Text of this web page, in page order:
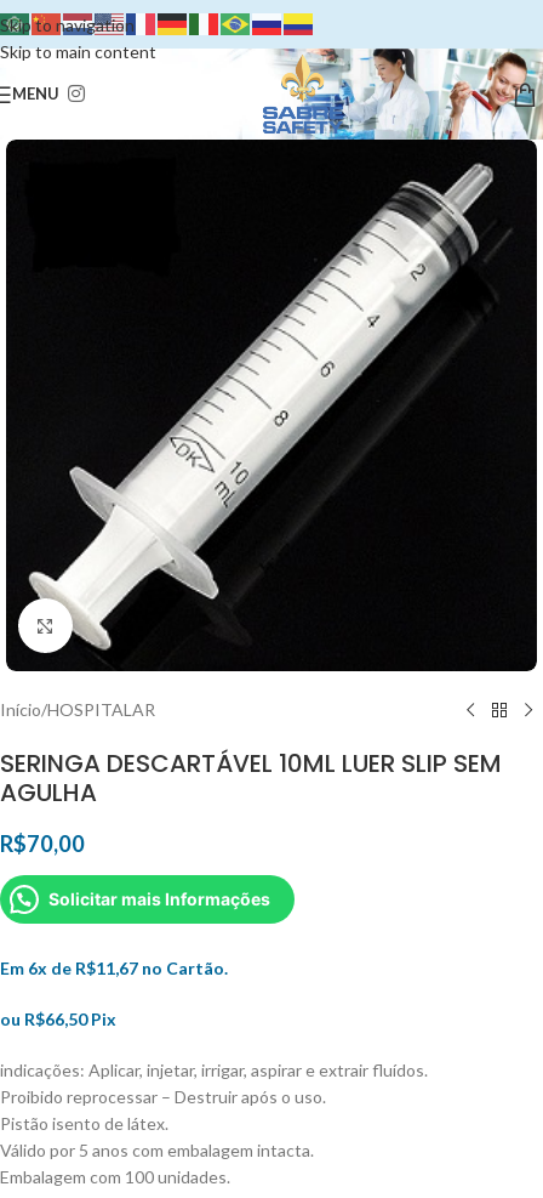
Skip to navigation
Skip to main content
MENU
Clique para ampliar
Início/HOSPITALAR
SERINGA DESCARTÁVEL 10ML LUER SLIP SEM
AGULHA
R$70,00
Solicitar mais Informações
Em 6x de R$11,67 no Cartão.
ou R$66,50 Pix
indicações: Aplicar, injetar, irrigar, aspirar e extrair fluídos.
Proibido reprocessar – Destruir após o uso.
Pistão isento de látex.
Válido por 5 anos com embalagem intacta.
Embalagem com 100 unidades.